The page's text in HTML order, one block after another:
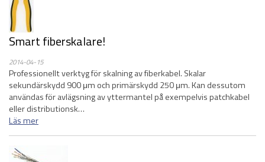
Smart fiberskalare!
2014-04-15
Professionellt verktyg för skalning av fiberkabel. Skalar
sekundärskydd 900 μm och primärskydd 250 μm. Kan dessutom
användas för avlägsning av yttermantel på exempelvis patchkabel
eller distributionsk…
Läs mer